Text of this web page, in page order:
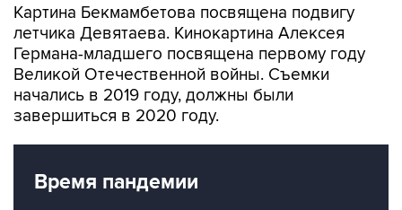
Картина Бекмамбетова посвящена подвигу
летчика Девятаева. Кинокартина Алексея
Германа-младшего посвящена первому году
Великой Отечественной войны. Съемки
начались в 2019 году, должны были
завершиться в 2020 году.
Время пандемии